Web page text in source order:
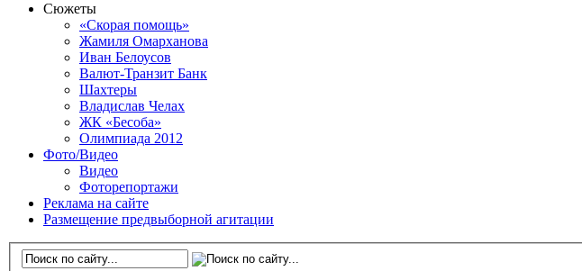
Сюжеты
«Скорая помощь»
Жамиля Омарханова
Иван Белоусов
Валют-Транзит Банк
Шахтеры
Владислав Челах
ЖК «Бесоба»
Олимпиада 2012
Фото/Видео
Видео
Фоторепортажи
Реклама на сайте
Размещение предвыборной агитации